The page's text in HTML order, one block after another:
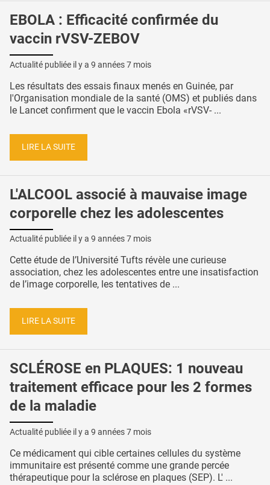
EBOLA : Efficacité confirmée du
vaccin rVSV-ZEBOV
Actualité publiée il y a 9 années 7 mois
Les résultats des essais finaux menés en Guinée, par
l'Organisation mondiale de la santé (OMS) et publiés dans
le Lancet confirment que le vaccin Ebola «rVSV- ...
LIRE LA SUITE
L'ALCOOL associé à mauvaise image
corporelle chez les adolescentes
Actualité publiée il y a 9 années 7 mois
Cette étude de l’Université Tufts révèle une curieuse
association, chez les adolescentes entre une insatisfaction
de l’image corporelle, les tentatives de ...
LIRE LA SUITE
SCLÉROSE en PLAQUES: 1 nouveau
traitement efficace pour les 2 formes
de la maladie
Actualité publiée il y a 9 années 7 mois
Ce médicament qui cible certaines cellules du système
immunitaire est présenté comme une grande percée
thérapeutique pour la sclérose en plaques (SEP). L' ...